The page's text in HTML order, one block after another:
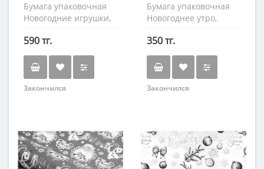
Бумага упаковочная
Новогодние игрушки,
590 тг.
Закончился
Бумага упаковочная
Новогоднее утро,
350 тг.
Закончился